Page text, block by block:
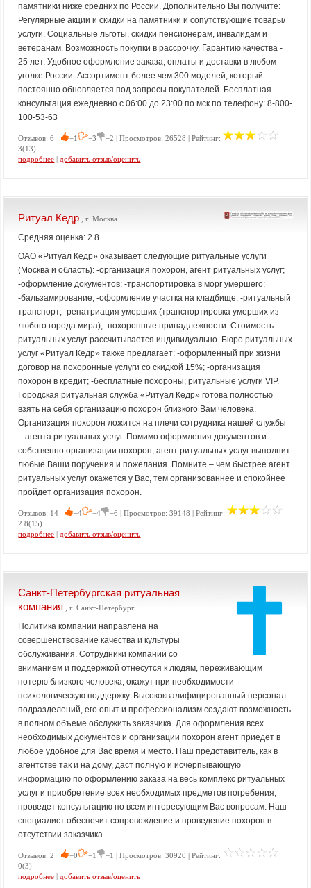
памятники ниже средних по России. Дополнительно Вы получите:
Регулярные акции и скидки на памятники и сопутствующие товары/
услуги. Социальные льготы, скидки пенсионерам, инвалидам и
ветеранам. Возможность покупки в рассрочку. Гарантию качества -
25 лет. Удобное оформление заказа, оплаты и доставки в любом
уголке России. Ассортимент более чем 300 моделей, который
постоянно обновляется под запросы покупателей. Бесплатная
консультация ежедневно с 06:00 до 23:00 по мск по телефону: 8-800-
100-53-63
Отзывов: 6 −1 −3
−2 | Просмотров: 26528 | Рейтинг:
3(13)
подробнее | добавить отзыв/оценить
Ритуал Кедр , г. Москва
Средняя оценка: 2.8
ОАО «Ритуал Кедр» оказывает следующие ритуальные услуги
(Москва и область): -организация похорон, агент ритуальных услуг;
-оформление документов; -транспортировка в морг умершего;
-бальзамирование; -оформление участка на кладбище; -ритуальный
транспорт; -репатриация умерших (транспортировка умерших из
любого города мира); -похоронные принадлежности. Стоимость
ритуальных услуг рассчитывается индивидуально. Бюро ритуальных
услуг «Ритуал Кедр» также предлагает: -оформленный при жизни
договор на похоронные услуги со скидкой 15%; -организация
похорон в кредит; -бесплатные похороны; ритуальные услуги VIP.
Городская ритуальная служба «Ритуал Кедр» готова полностью
взять на себя организацию похорон близкого Вам человека.
Организация похорон ложится на плечи сотрудника нашей службы
– агента ритуальных услуг. Помимо оформления документов и
собственно организации похорон, агент ритуальных услуг выполнит
любые Ваши поручения и пожелания. Помните – чем быстрее агент
ритуальных услуг окажется у Вас, тем организованнее и спокойнее
пройдет организация похорон.
Отзывов: 14 −4 −4
−6 | Просмотров: 39148 | Рейтинг:
2.8(15)
подробнее | добавить отзыв/оценить
Санкт-Петербургская ритуальная
компания
, г. Санкт-Петербург
Политика компании направлена на
совершенствование качества и культуры
обслуживания. Сотрудники компании со
вниманием и поддержкой отнесутся к людям, переживающим
потерю близкого человека, окажут при необходимости
психологическую поддержку. Высококвалифицированный персонал
подразделений, его опыт и профессионализм создают возможность
в полном объеме обслужить заказчика. Для оформления всех
необходимых документов и организации похорон агент приедет в
любое удобное для Вас время и место. Наш представитель, как в
агентстве так и на дому, даст полную и исчерпывающую
информацию по оформлению заказа на весь комплекс ритуальных
услуг и приобретение всех необходимых предметов погребения,
проведет консультацию по всем интересующим Вас вопросам. Наш
специалист обеспечит сопровождение и проведение похорон в
отсутствии заказчика.
Отзывов: 2 −0 −1
−1 | Просмотров: 30920 | Рейтинг:
0(3)
подробнее | добавить отзыв/оценить